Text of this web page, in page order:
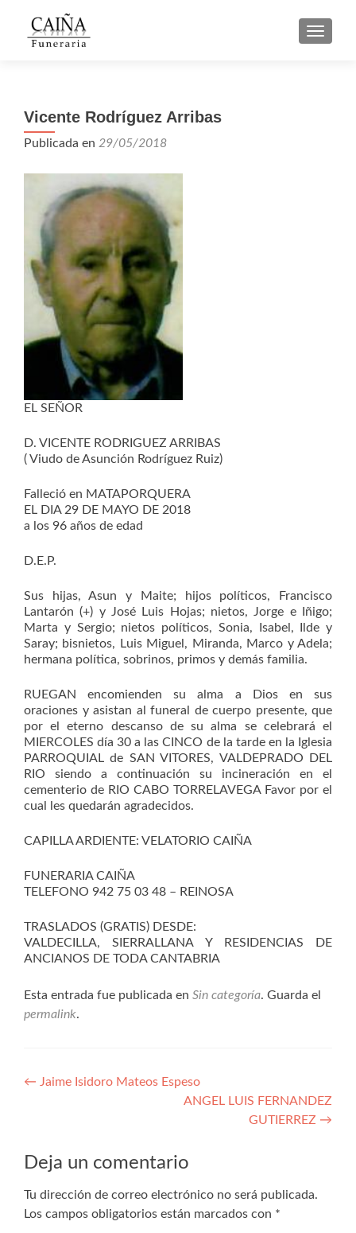
Vicente Rodríguez Arribas
Publicada en 29/05/2018
EL SEÑOR
D. VICENTE RODRIGUEZ ARRIBAS
( Viudo de Asunción Rodríguez Ruiz)
Falleció en MATAPORQUERA
EL DIA 29 DE MAYO DE 2018
a los 96 años de edad
D.E.P.
Sus hijas, Asun y Maite; hijos políticos, Francisco
Lantarón (+) y José Luis Hojas; nietos, Jorge e Iñigo;
Marta y Sergio; nietos políticos, Sonia, Isabel, Ilde y
Saray; bisnietos, Luis Miguel, Miranda, Marco y Adela;
hermana política, sobrinos, primos y demás familia.
RUEGAN encomienden su alma a Dios en sus
oraciones y asistan al funeral de cuerpo presente, que
por el eterno descanso de su alma se celebrará el
MIERCOLES día 30 a las CINCO de la tarde en la Iglesia
PARROQUIAL de SAN VITORES, VALDEPRADO DEL
RIO siendo a continuación su incineración en el
cementerio de RIO CABO TORRELAVEGA Favor por el
cual les quedarán agradecidos.
CAPILLA ARDIENTE: VELATORIO CAIÑA
FUNERARIA CAIÑA
TELEFONO 942 75 03 48 – REINOSA
TRASLADOS (GRATIS) DESDE:
VALDECILLA, SIERRALLANA Y RESIDENCIAS DE
ANCIANOS DE TODA CANTABRIA
Esta entrada fue publicada en Sin categoría. Guarda el
permalink.
Navegación
← Jaime Isidoro Mateos Espeso
ANGEL LUIS FERNANDEZ
GUTIERREZ →
Deja un comentario
Tu dirección de correo electrónico no será publicada.
Los campos obligatorios están marcados con *